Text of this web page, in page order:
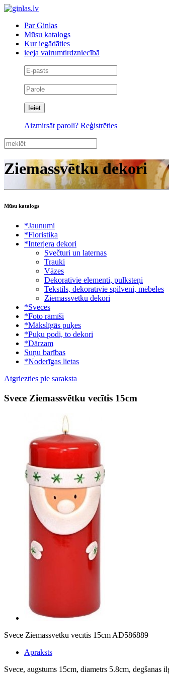
Par Ginlas
Mūsu katalogs
Kur iegādāties
ieeja vairumtirdzniecībā
Aizmirsāt paroli? Reģistrēties
Ziemassvētku dekori
Mūsu katalogs
*Jaunumi
*Floristika
*Interjera dekori
Svečturi un laternas
Trauki
Vāzes
Dekoratīvie elementi, pulksteņi
Tekstils, dekoratīvie spilveni, mēbeles
Ziemassvētku dekori
*Sveces
*Foto rāmīši
*Mākslīgās puķes
*Puķu podi, to dekori
*Dārzam
Suņu barības
*Noderīgas lietas
Atgriezties pie saraksta
Svece Ziemassvētku vecītis 15cm
Svece Ziemassvētku vecītis 15cm AD586889
Apraksts
Svece, augstums 15cm, diametrs 5.8cm, degšanas